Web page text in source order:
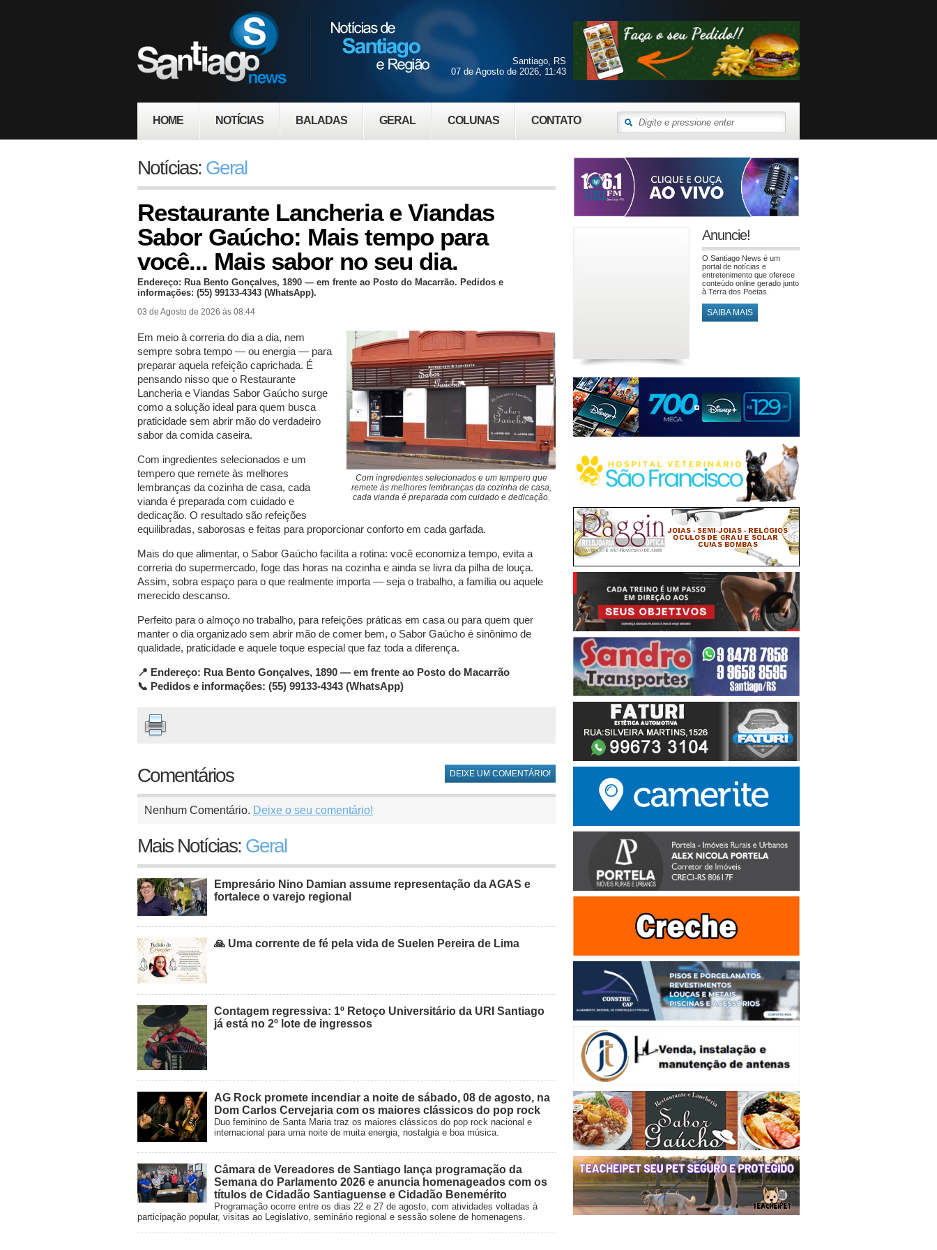
HOME NOTÍCIAS BALADAS GERAL COLUNAS CONTATO
Santiago, RS
07 de Agosto de 2026, 11:43
Notícias: Geral
Restaurante Lancheria e Viandas
Sabor Gaúcho: Mais tempo para
você... Mais sabor no seu dia.
Endereço: Rua Bento Gonçalves, 1890 — em frente ao Posto do Macarrão. Pedidos e
informações: (55) 99133-4343 (WhatsApp).
03 de Agosto de 2026 às 08:44
Com ingredientes selecionados e um tempero que
remete às melhores lembranças da cozinha de casa,
cada vianda é preparada com cuidado e dedicação.
Em meio à correria do dia a dia, nem
sempre sobra tempo — ou energia — para
preparar aquela refeição caprichada. É
pensando nisso que o Restaurante
Lancheria e Viandas Sabor Gaúcho surge
como a solução ideal para quem busca
praticidade sem abrir mão do verdadeiro
sabor da comida caseira.
Com ingredientes selecionados e um
tempero que remete às melhores
lembranças da cozinha de casa, cada
vianda é preparada com cuidado e
dedicação. O resultado são refeições
equilibradas, saborosas e feitas para proporcionar conforto em cada garfada.
Mais do que alimentar, o Sabor Gaúcho facilita a rotina: você economiza tempo, evita a
correria do supermercado, foge das horas na cozinha e ainda se livra da pilha de louça.
Assim, sobra espaço para o que realmente importa — seja o trabalho, a família ou aquele
merecido descanso.
Perfeito para o almoço no trabalho, para refeições práticas em casa ou para quem quer
manter o dia organizado sem abrir mão de comer bem, o Sabor Gaúcho é sinônimo de
qualidade, praticidade e aquele toque especial que faz toda a diferença.
📍 Endereço: Rua Bento Gonçalves, 1890 — em frente ao Posto do Macarrão
📞 Pedidos e informações: (55) 99133-4343 (WhatsApp)
Comentários DEIXE UM COMENTÁRIO!
Nenhum Comentário. Deixe o seu comentário!
Mais Notícias: Geral
Empresário Nino Damian assume representação da AGAS e
fortalece o varejo regional
🙏 Uma corrente de fé pela vida de Suelen Pereira de Lima
Contagem regressiva: 1º Retoço Universitário da URI Santiago
já está no 2º lote de ingressos
AG Rock promete incendiar a noite de sábado, 08 de agosto, na
Dom Carlos Cervejaria com os maiores clássicos do pop rock
Duo feminino de Santa Maria traz os maiores clássicos do pop rock nacional e
internacional para uma noite de muita energia, nostalgia e boa música.
Câmara de Vereadores de Santiago lança programação da
Semana do Parlamento 2026 e anuncia homenageados com os
títulos de Cidadão Santiaguense e Cidadão Benemérito
Programação ocorre entre os dias 22 e 27 de agosto, com atividades voltadas à
participação popular, visitas ao Legislativo, seminário regional e sessão solene de homenagens.
Anuncie!
O Santiago News é um
portal de notícias e
entretenimento que oferece
conteúdo online gerado junto
à Terra dos Poetas.
SAIBA MAIS